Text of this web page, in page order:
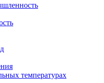
температурах